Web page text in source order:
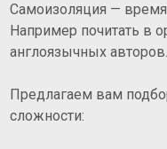
Самоизоляция — время
Например почитать в
англоязычных авторов.
Предлагаем вам
сложности: